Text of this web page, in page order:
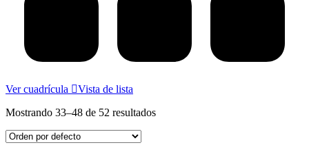
Ver cuadrícula
Vista de lista
Mostrando 33–48 de 52 resultados